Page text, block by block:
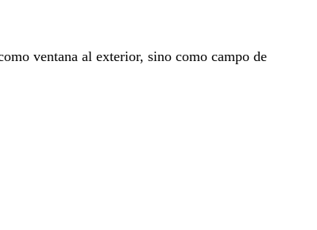
ventana al exterior, sino como campo de